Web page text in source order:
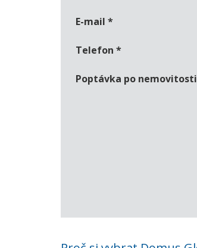
E-mail *
Telefon *
Poptávka po